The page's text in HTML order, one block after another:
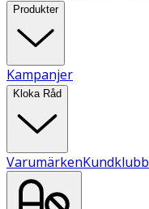
Produkter
Kampanjer
Kloka Råd
VarumärkenKundklubb